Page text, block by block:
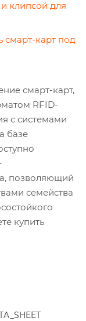
клипсой для
смарт-карт под
смарт-карт,
RFID-
с системами
базе
позволяющий
семейства
купить